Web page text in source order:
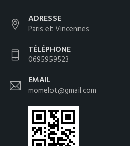
ADRESSE
Paris et Vincennes
TÉLÉPHONE
0695959523
EMAIL
momelot@gmail.com